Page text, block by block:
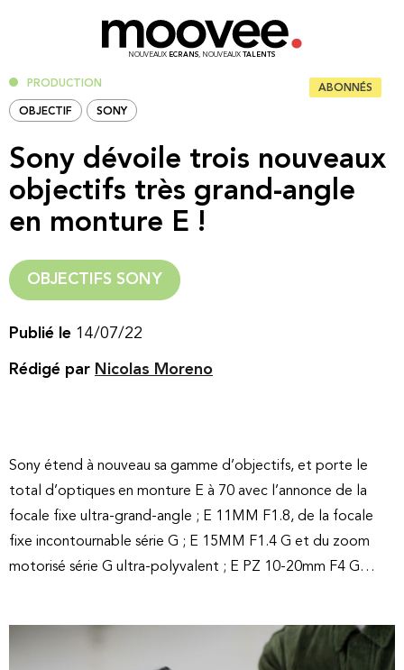
NOUVEAUX ECRANS, NOUVEAUX TALENTS
PRODUCTION ABONNÉS
OBJECTIF SONY
Sony dévoile trois nouveaux
objectifs très grand-angle
en monture E !
OBJECTIFS SONY
Publié le 14/07/22
Rédigé par Nicolas Moreno
Sony étend à nouveau sa gamme d’objectifs, et porte le
total d’optiques en monture E à 70 avec l’annonce de la
focale fixe ultra-grand-angle ; E 11MM F1.8, de la focale
fixe incontournable série G ; E 15MM F1.4 G et du zoom
motorisé série G ultra-polyvalent ; E PZ 10-20mm F4 G…